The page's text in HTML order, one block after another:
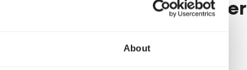
About
Sie Ihrem Hamster